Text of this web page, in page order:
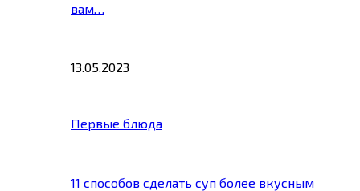
вам…
13.05.2023
Первые блюда
11 способов сделать суп более вкусным